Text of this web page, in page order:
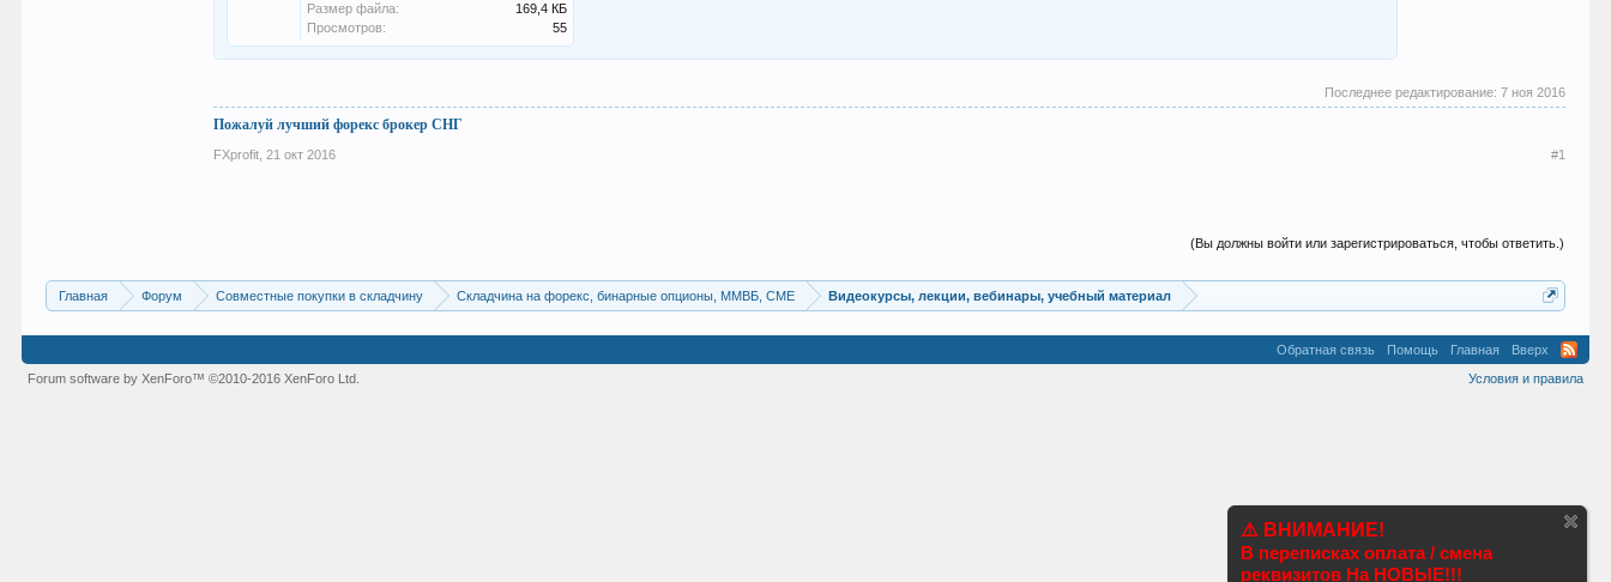
⚠️ ВНИМАНИЕ!
В переписках оплата / смена
реквизитов На НОВЫЕ!!!
Размер файла:
169,4 КБ
Просмотров:
55
Последнее редактирование: 7 ноя 2016
Пожалуй лучший форекс брокер СНГ
FXprofit 21 окт 2016 #1
(Вы должны войти или зарегистрироваться, чтобы ответить.)
Главная Форум Совместные покупки в складчину Складчина на форекс, бинарные опционы, ММВБ, CME Видеокурсы, лекции, вебинары, учебный материал
Обратная связь Помощь Главная
Вверх
Условия и правила
Forum software by XenForo™©2010-2016 XenForo Ltd.